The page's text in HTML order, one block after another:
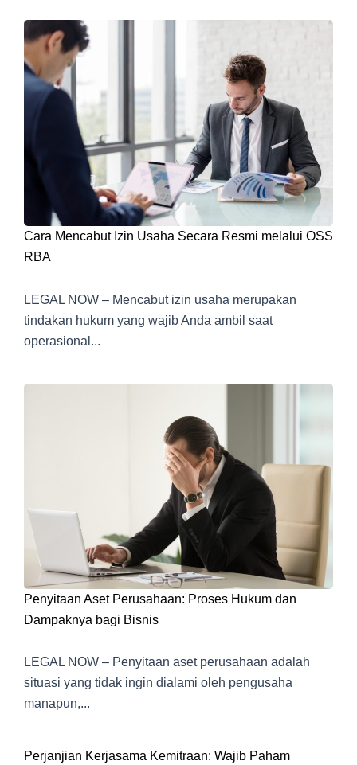
Cara Mencabut Izin Usaha Secara Resmi melalui OSS
RBA
LEGAL NOW – Mencabut izin usaha merupakan
tindakan hukum yang wajib Anda ambil saat
operasional...
Penyitaan Aset Perusahaan: Proses Hukum dan
Dampaknya bagi Bisnis
LEGAL NOW – Penyitaan aset perusahaan adalah
situasi yang tidak ingin dialami oleh pengusaha
manapun,...
Perjanjian Kerjasama Kemitraan: Wajib Paham